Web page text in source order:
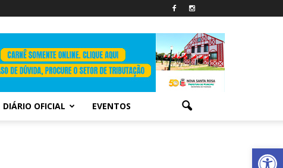
Abrir
DIÁRIO OFICIAL EVENTOS